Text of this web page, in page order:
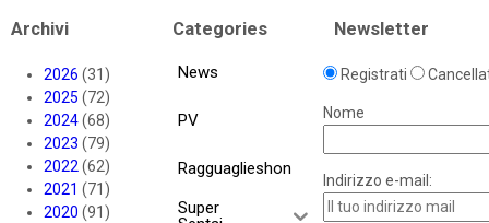
Archivi
2026 (31)
2025 (72)
2024(68)
2023 (79)
2022(62)
2021 (71)
2020 (91)
Categories
News
PV
Ragguaglieshon
Super
Newsletter
Registrati
Nome
Indirizzo e-mail: